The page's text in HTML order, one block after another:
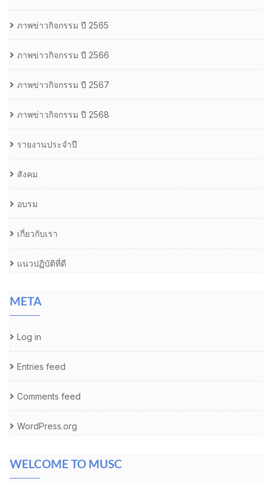
ภาพข่าวกิจกรรม ปี 2565
ภาพข่าวกิจกรรม ปี 2566
ภาพข่าวกิจกรรม ปี 2567
ภาพข่าวกิจกรรม ปี 2568
รายงานประจำปี
สังคม
อบรม
เกี่ยวกับเรา
แนวปฏิบัติที่ดี
META
Log in
Entries feed
Comments feed
WordPress.org
WELCOME TO MUSC